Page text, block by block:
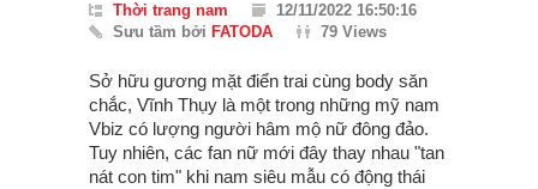
Thời trang nam
12/11/2022 16:50:16
Sưu tầm bởi FATODA 79 Views
Sở hữu gương mặt điển trai cùng body săn
chắc, Vĩnh Thụy là một trong những mỹ nam
Vbiz có lượng người hâm mộ nữ đông đảo.
Tuy nhiên, các fan nữ mới đây thay nhau "tan
nát con tim" khi nam siêu mẫu có động thái